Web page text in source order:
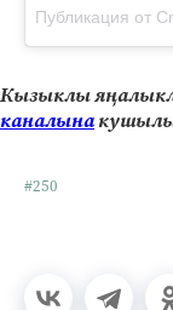
Публикация от
Кызыклы
каналына
#250